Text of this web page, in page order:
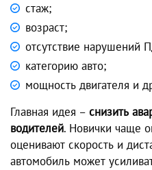
стаж;
возраст;
отсутствие нарушений
категорию авто;
мощность двигателя и
Главная идея – снизить
водителей. Новички чаще
оценивают скорость и
автомобиль может